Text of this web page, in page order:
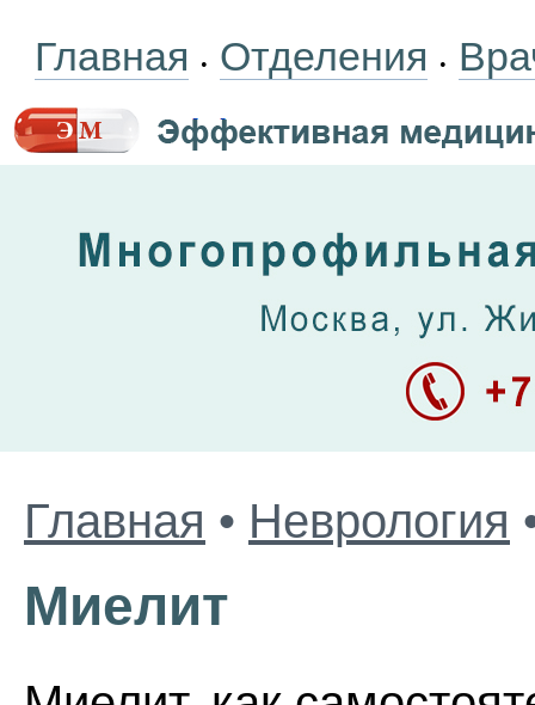
Главная • Отделения •
Главная • Неврология
Миелит